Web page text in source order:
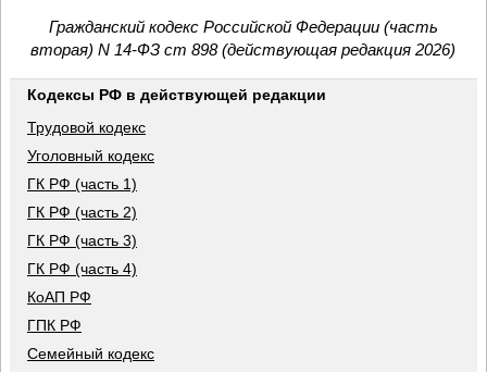
Гражданский кодекс Российской Федерации (часть
вторая) N 14-ФЗ ст 898 (действующая редакция 2026)
Кодексы РФ в действующей редакции
Трудовой кодекс
Уголовный кодекс
ГК РФ (часть 1)
ГК РФ (часть 2)
ГК РФ (часть 3)
ГК РФ (часть 4)
КоАП РФ
ГПК РФ
Семейный кодекс